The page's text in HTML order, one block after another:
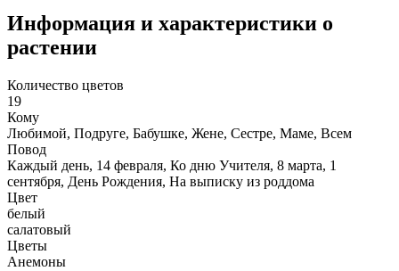
Информация и характеристики о
растении
Количество цветов
19
Кому
Любимой, Подруге, Бабушке, Жене, Сестре, Маме, Всем
Повод
Каждый день, 14 февраля, Ко дню Учителя, 8 марта, 1
сентября, День Рождения, На выписку из роддома
Цвет
белый
салатовый
Цветы
Анемоны